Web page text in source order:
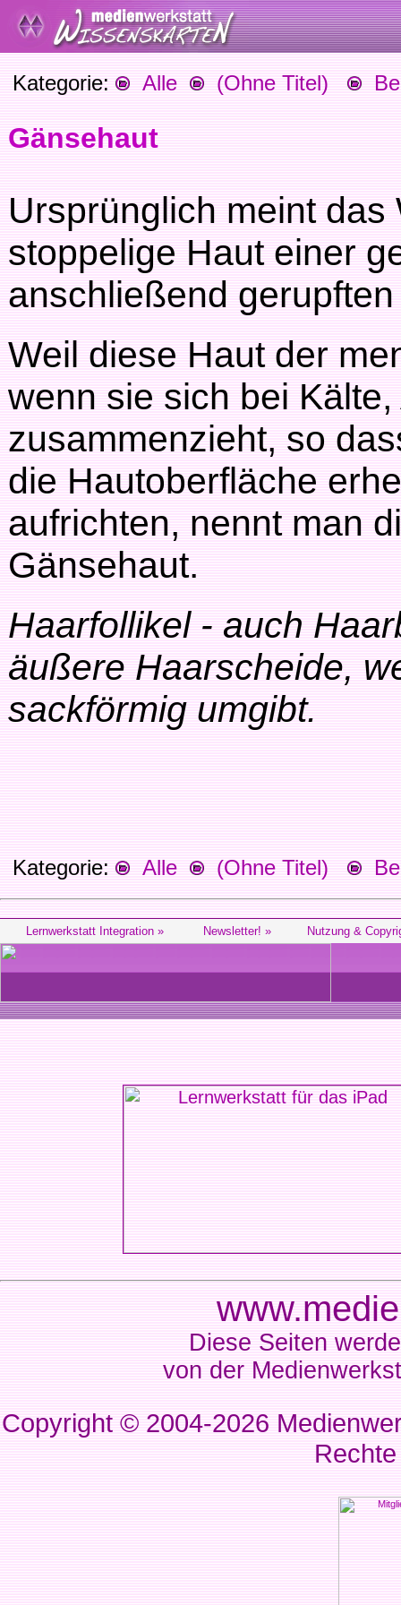
Kategorie: Alle (Ohne Titel)
Gänsehaut
Ursprünglich meint das
stoppelige Haut einer
anschließend
Weil diese Haut der
wenn sie sich bei
zusammenzieht, so
die Hautoberfläche
aufrichten, nennt man
Gänsehaut.
Haarfollikel - auch
äußere Haarscheide,
sackförmig umgibt.
Kategorie: Alle (Ohne Titel)
Lernwerkstatt Integration » Newsletter! » Nutzung &
Diese Seiten
von der
Copyright © 2004-2026